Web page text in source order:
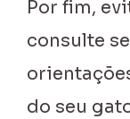
Por fim,
consulte
do seu